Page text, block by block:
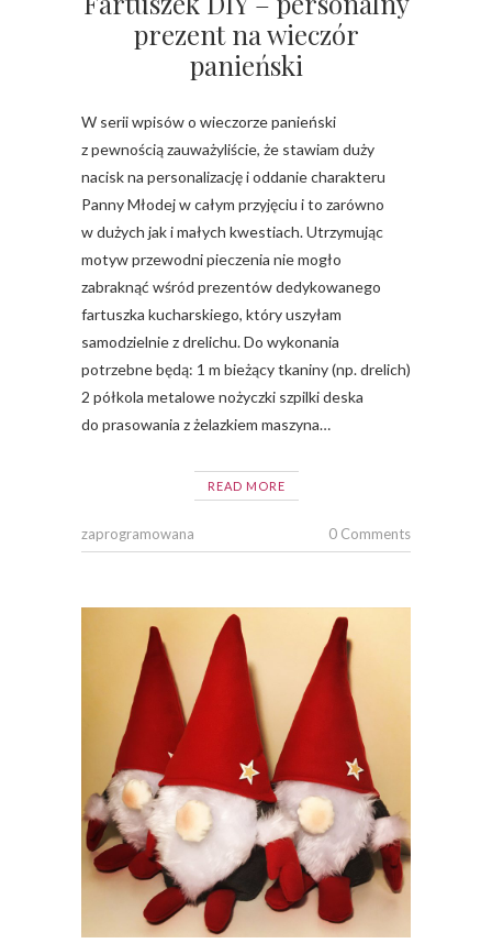
prezent na wieczór
panieński
W serii wpisów o wieczorze panieński
z pewnością zauważyliście, że stawiam duży
nacisk na personalizację i oddanie charakteru
Panny Młodej w całym przyjęciu i to zarówno
w dużych jak i małych kwestiach. Utrzymując
motyw przewodni pieczenia nie mogło
zabraknąć wśród prezentów dedykowanego
fartuszka kucharskiego, który uszyłam
samodzielnie z drelichu. Do wykonania
potrzebne będą: 1 m bieżący tkaniny (np. drelich)
2 półkola metalowe nożyczki szpilki deska
do prasowania z żelazkiem maszyna…
READ MORE
zaprogramowana 0 Comments